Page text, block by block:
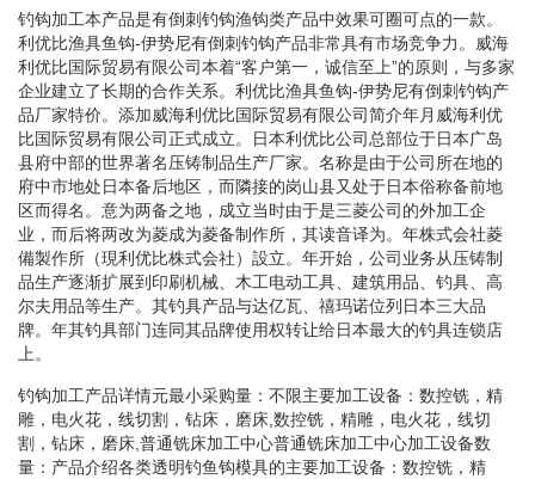
钓钩加工本产品是有倒刺钓钩渔钩类产品中效果可圈可点的一款。
利优比渔具鱼钩-伊势尼有倒刺钓钩产品非常具有市场竞争力。威海
利优比国际贸易有限公司本着“客户第一，诚信至上”的原则，与多家
企业建立了长期的合作关系。利优比渔具鱼钩-伊势尼有倒刺钓钩产
品厂家特价。添加威海利优比国际贸易有限公司简介年月威海利优
比国际贸易有限公司正式成立。日本利优比公司总部位于日本广岛
县府中部的世界著名压铸制品生产厂家。名称是由于公司所在地的
府中市地处日本备后地区，而隣接的岗山县又处于日本俗称备前地
区而得名。意为两备之地，成立当时由于是三菱公司的外加工企
业，而后将两改为菱成为菱备制作所，其读音译为。年株式会社菱
備製作所（現利优比株式会社）設立。年开始，公司业务从压铸制
品生产逐渐扩展到印刷机械、木工电动工具、建筑用品、钓具、高
尔夫用品等生产。其钓具产品与达亿瓦、禧玛诺位列日本三大品
牌。年其钓具部门连同其品牌使用权转让给日本最大的钓具连锁店
上。
钓钩加工产品详情元最小采购量：不限主要加工设备：数控铣，精
雕，电火花，线切割，钻床，磨床,数控铣，精雕，电火花，线切
割，钻床，磨床,普通铣床加工中心普通铣床加工中心加工设备数
量：产品介绍各类透明钓鱼钩模具的主要加工设备：数控铣，精